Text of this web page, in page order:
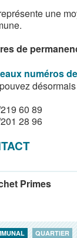
une
de
numéros
60 89
28 96
Primes
QUARTIER